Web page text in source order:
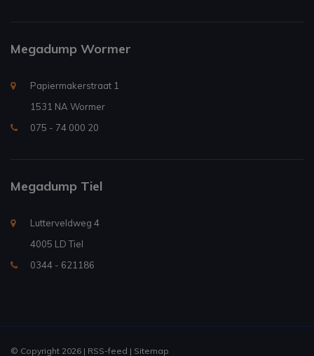
Megadump Wormer
Papiermakerstraat 1
1531 NA Wormer
075 - 74 000 20
Megadump Tiel
Lutterveldweg 4
4005 LD Tiel
0344 - 621186
© Copyright 2026 | RSS-feed | Sitemap